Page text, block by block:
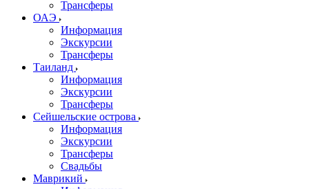
Трансферы
ОАЭ
Информация
Экскурсии
Трансферы
Таиланд
Информация
Экскурсии
Трансферы
Сейшельские острова
Информация
Экскурсии
Трансферы
Свадьбы
Маврикий